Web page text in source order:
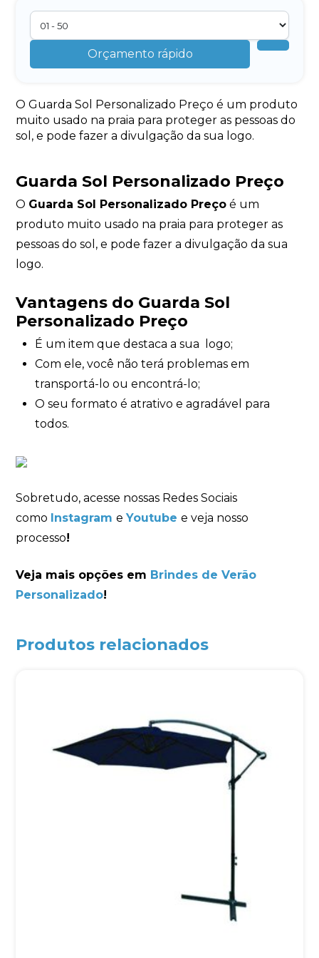
Orçamento rápido
O Guarda Sol Personalizado Preço é um produto
muito usado na praia para proteger as pessoas do
sol, e pode fazer a divulgação da sua logo.
Guarda Sol Personalizado Preço
O Guarda Sol Personalizado Preço é um
produto muito usado na praia para proteger as
pessoas do sol, e pode fazer a divulgação da sua
logo.
Vantagens do Guarda Sol
Personalizado Preço
É um item que destaca a sua logo;
Com ele, você não terá problemas em
transportá-lo ou encontrá-lo;
O seu formato é atrativo e agradável para
todos.
Sobretudo, acesse nossas Redes Sociais
como Instagram eYoutube e veja nosso
processo!
Veja mais opções em Brindes de Verão
Personalizado!
Produtos relacionados